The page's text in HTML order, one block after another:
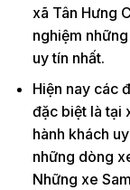
xã Tân Hưng
nghiệm
uy tín nhất.
Hiện nay các
đặc biệt là tại
hành khách
những dòng
Những xe